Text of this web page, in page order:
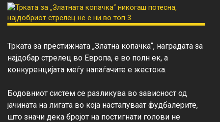
Трката за престижната „Златна копачка“, наградата за
најдобар стрелец во Европа, е во полн ек, а
конкуренцијата меѓу напаѓачите е жестока.
Бодовниот систем се разликува во зависност од
јачината на лигата во која настапуваат фудбалерите,
што значи дека бројот на постигнати голови не